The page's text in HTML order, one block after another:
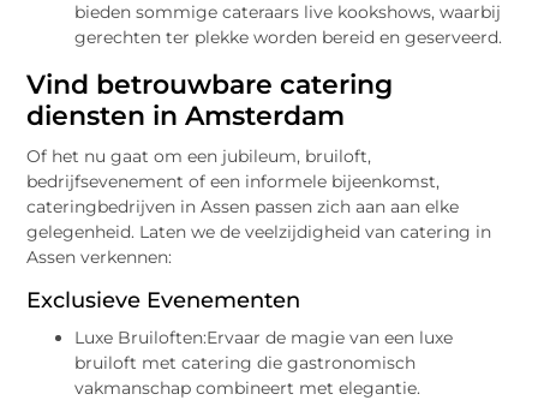
bieden sommige cateraars live kookshows, waarbij
gerechten ter plekke worden bereid en geserveerd.
Vind betrouwbare catering
diensten in Amsterdam​
Of het nu gaat om een jubileum, bruiloft,
bedrijfsevenement of een informele bijeenkomst,
cateringbedrijven in Assen passen zich aan aan elke
gelegenheid. Laten we de veelzijdigheid van catering in
Assen verkennen:
Exclusieve Evenementen
Luxe Bruiloften:Ervaar de magie van een luxe
bruiloft met catering die gastronomisch
vakmanschap combineert met elegantie.